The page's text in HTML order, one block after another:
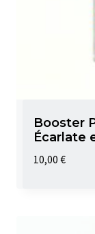
Booster
Écarlate
10,00 €